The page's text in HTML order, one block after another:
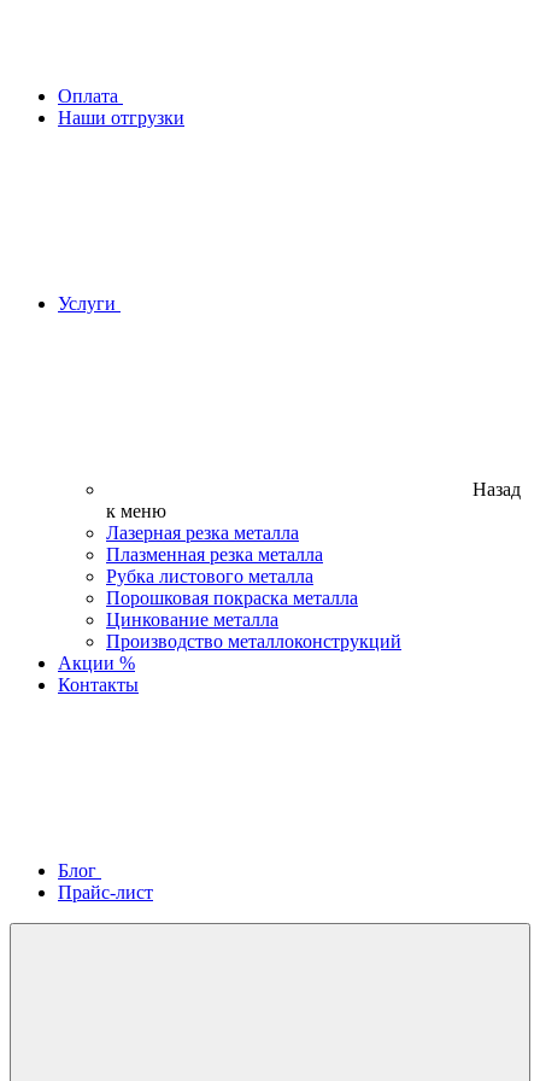
Оплата
Наши отгрузки
Услуги
Назад
к меню
Лазерная резка металла
Плазменная резка металла
Рубка листового металла
Порошковая покраска металла
Цинкование металла
Производство металлоконструкций
Акции %
Контакты
Блог
Прайс-лист